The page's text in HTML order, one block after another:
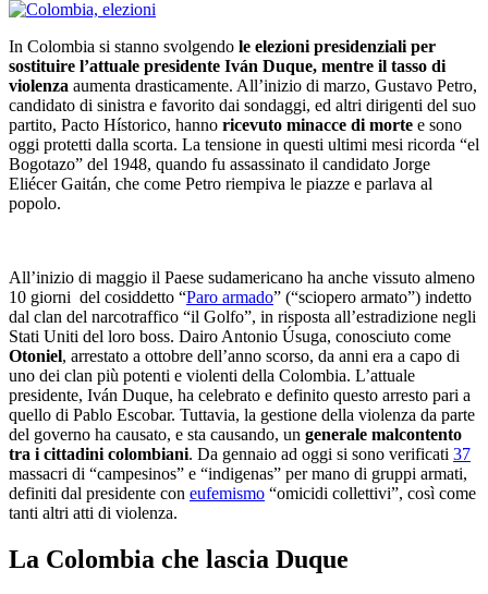
In Colombia si stanno svolgendo le elezioni presidenziali per
sostituire l’attuale presidente Iván Duque, mentre il tasso di
violenza aumenta drasticamente. All’inizio di marzo, Gustavo Petro,
candidato di sinistra e favorito dai sondaggi, ed altri dirigenti del suo
partito, Pacto Hístorico, hanno ricevuto minacce di morte e sono
oggi protetti dalla scorta. La tensione in questi ultimi mesi ricorda “el
Bogotazo” del 1948, quando fu assassinato il candidato Jorge
Eliécer Gaitán, che come Petro riempiva le piazze e parlava al
popolo.
All’inizio di maggio il Paese sudamericano ha anche vissuto almeno
10 giorni del cosiddetto “Paro armado” (“sciopero armato”) indetto
dal clan del narcotraffico “il Golfo”, in risposta all’estradizione negli
Stati Uniti del loro boss. Dairo Antonio Úsuga, conosciuto come
Otoniel, arrestato a ottobre dell’anno scorso, da anni era a capo di
uno dei clan più potenti e violenti della Colombia. L’attuale
presidente, Iván Duque, ha celebrato e definito questo arresto pari a
quello di Pablo Escobar. Tuttavia, la gestione della violenza da parte
del governo ha causato, e sta causando, un generale malcontento
tra i cittadini colombiani. Da gennaio ad oggi si sono verificati 37
massacri di “campesinos” e “indigenas” per mano di gruppi armati,
definiti dal presidente con eufemismo “omicidi collettivi”, così come
tanti altri atti di violenza.
La Colombia che lascia Duque